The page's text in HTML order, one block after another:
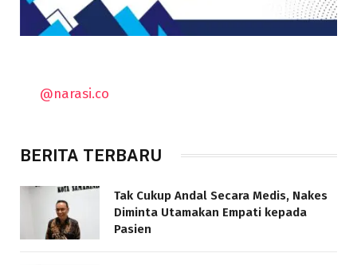
@narasi.co
BERITA TERBARU
Tak Cukup Andal Secara Medis, Nakes
Diminta Utamakan Empati kepada
Pasien